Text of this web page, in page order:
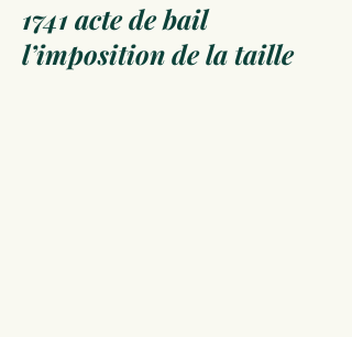
1741 acte de bail
l’imposition de la taille